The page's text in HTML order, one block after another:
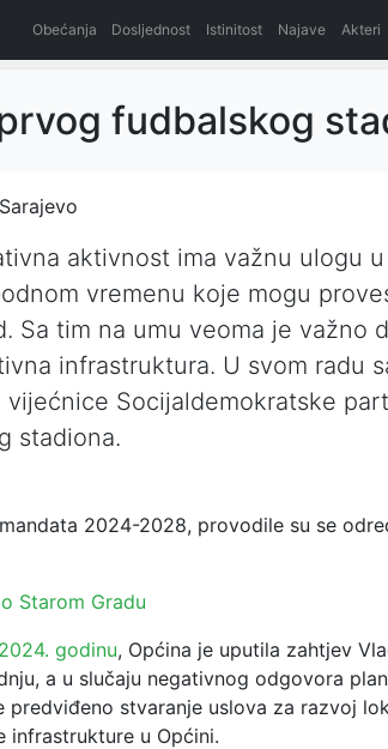
Obećanja Dosljednost Istinitost Najave Akteri
fudbalskog
aktivnost ima važnu ulogu
vremenu koje mogu
Sa tim na umu veoma je važno
infrastruktura. U svom radu
Socijaldemokratske
stadiona.
2024-2028, provodile su se
Starom Gradu
godinu, Općina je uputila zahtjev
a u slučaju negativnog odgovora
predviđeno stvaranje uslova za razvoj
infrastrukture u Općini.